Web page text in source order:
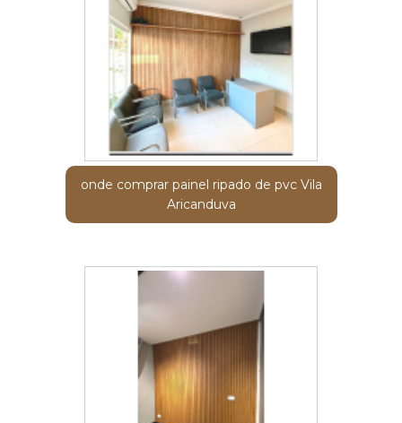
onde comprar painel ripado de pvc Vila
Aricanduva